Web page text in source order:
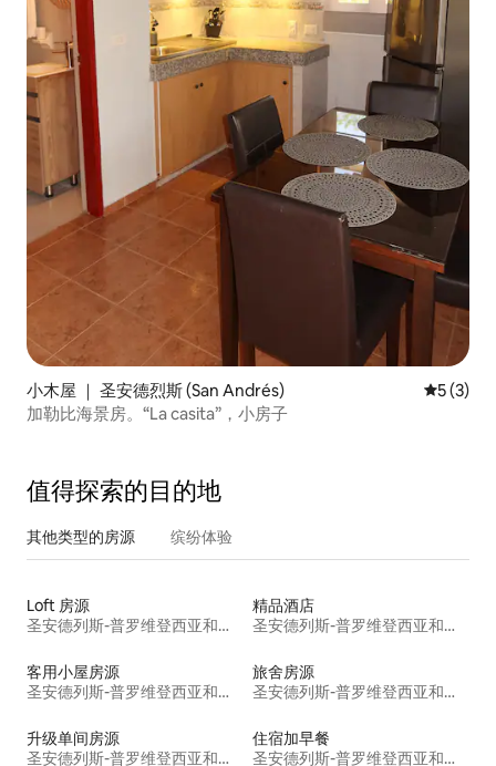
小木屋 ｜ 圣安德烈斯 (San Andrés) 平均评分
5 (3)
加勒比海景房。“La casita”，小房子
值得探索的目的地
其他类型的房源 缤纷体验
Loft 房源
圣安德列斯-普罗维登西亚和圣卡塔利娜群岛省
精品酒店
圣安德列斯-普罗维登西亚和圣卡塔利娜群岛省
客用小屋房源
圣安德列斯-普罗维登西亚和圣卡塔利娜群岛省
旅舍房源
圣安德列斯-普罗维登西亚和圣卡塔利娜群岛省
升级单间房源
圣安德列斯-普罗维登西亚和圣卡塔利娜群岛省
住宿加早餐
圣安德列斯-普罗维登西亚和圣卡塔利娜群岛省